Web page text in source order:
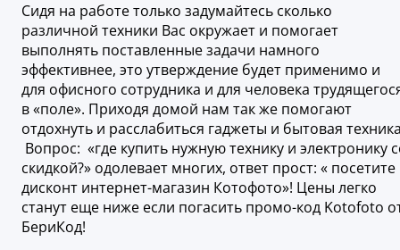
Сидя на работе только задумайтесь сколько
различной техники Вас окружает и помогает
выполнять поставленные задачи намного
эффективнее, это утверждение будет применимо и
для офисного сотрудника и для человека
в «поле». Приходя домой нам так же помогают
отдохнуть и расслабиться гаджеты и бытовая
Вопрос: «где купить нужную технику и электронику
скидкой?» одолевает многих, ответ прост: « посетите
дисконт интернет-магазин Котофото»! Цены легко
станут еще ниже если погасить промо-код Kotofoto
БериКод!